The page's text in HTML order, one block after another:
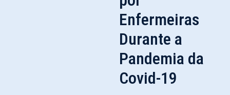
Enfermeiras
Durante a
Pandemia da
Covid-19